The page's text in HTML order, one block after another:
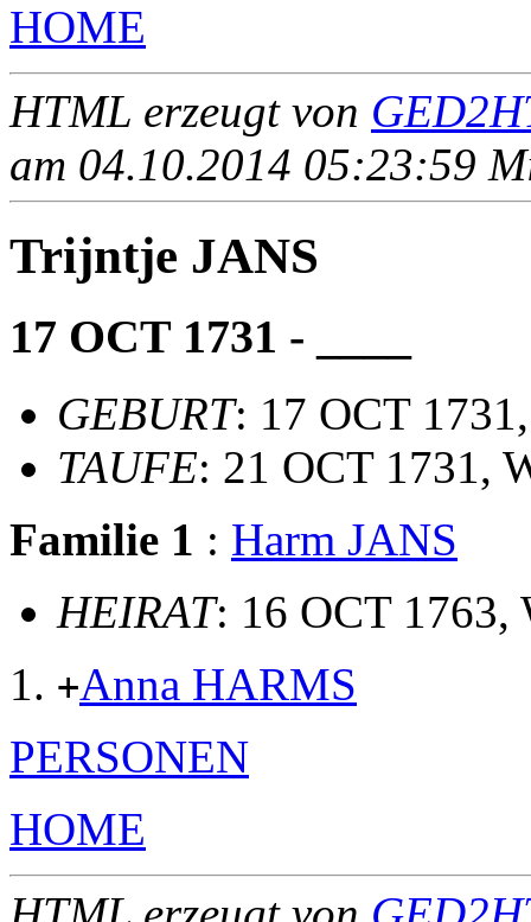
HOME
HTML erzeugt von
am 04.10.2014 05:23:59
Trijntje JANS
17 OCT 1731 - ____
GEBURT: 17 OCT
TAUFE: 21 OCT 1731,
Familie 1 : Harm JANS
HEIRAT: 16 OCT 1763,
+Anna HARMS
PERSONEN
HOME